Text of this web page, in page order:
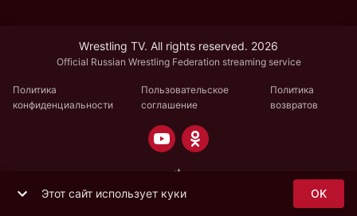
Wrestling TV. All rights reserved. 2026
Official Russian Wrestling Federation streaming service
Политика
конфиденциальности
Пользовательское
соглашение
Политика
возвратов
Этот сайт использует куки OK